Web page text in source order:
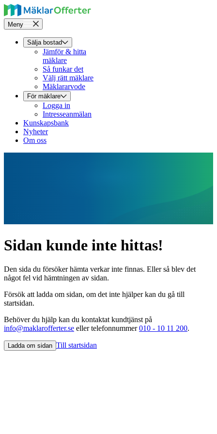
Meny
Sälja bostad
Jämför & hitta
mäklare
Så funkar det
Välj rätt mäklare
Mäklararvode
För mäklare
Logga in
Intresseanmälan
Kunskapsbank
Nyheter
Om oss
Sidan kunde inte hittas!
Den sida du försöker hämta verkar inte finnas. Eller så blev det
något fel vid hämtningen av sidan.
Försök att ladda om sidan, om det inte hjälper kan du gå till
startsidan.
Behöver du hjälp kan du kontaktat kundtjänst på
info@maklarofferter.se eller telefonnummer010 - 10 11 200.
Ladda om sidan Till startsidan